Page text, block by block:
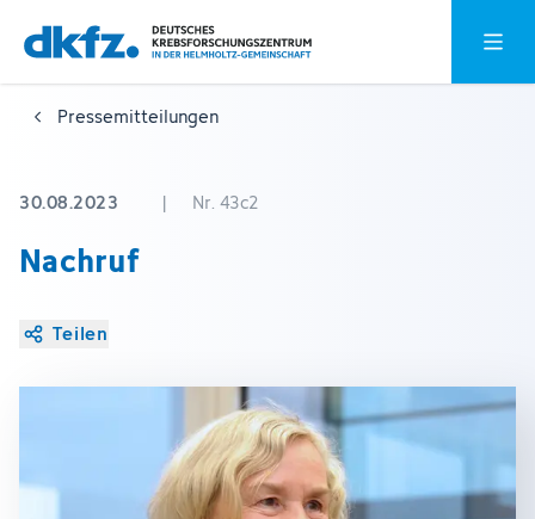
Zum
Hauptinhalt
springen
Zur
Fußzeile
springen
Pressemitteilungen
30.08.2023 | Nr. 43c2
Nachruf
Teilen